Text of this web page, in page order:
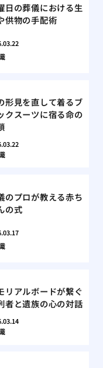
日の葬儀における生
供物の手配術
形見を直して着るブ
クスーツに宿る命の
のプロが教える赤ち
の式
リアルボードが繋ぐ
者と遺族の心の対話